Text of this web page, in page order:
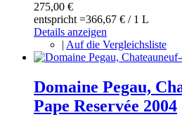
275,00 €
entspricht =366,67 € / 1 L
Details anzeigen
| Auf die Vergleichsliste
Domaine Pegau,
Pape Reservée 2004